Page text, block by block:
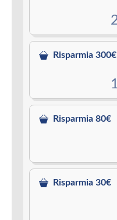
Risparmia 300€
Risparmia 80€
Risparmia 30€